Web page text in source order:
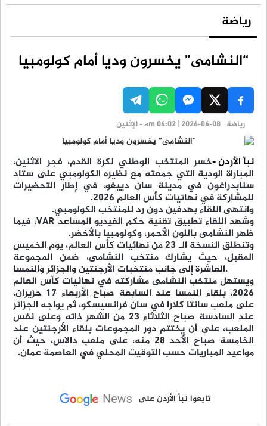
رياضة
“النشامى” يخسرون وديا أمام كولومبيا
رياضة am 04:02 | 2026-06-08 - الإثنين
نبأ الأردن -خسر المنتخب الوطني لكرة القدم، فجر الاثنين،
المباراة الودية التي جمعته مع نظيره الكولومبي على ستاد
سنابدراغون في مدينة سان دييغو، في إطار التحضيرات
للمشاركة في نهائيات كأس العالم 2026.
وانتهى اللقاء بهدفين دون رد للمنتخب الكولومبي.
وشهد اللقاء تطبيق تقنية حكم الفيديو المساعد VAR، فيما
ظهر النشامى باللون الأحمر، وكولومبيا بالأخضر.
المقبل، حيث يشارك منتخب النشامى، ضمن المجموعة
العاشرة إلى جانب منتخبات الأرجنتين والجزائر والنمسا.
ويستهل منتخب النشامى مشاركته في نهائيات كأس العالم
2026، بلقاء النمسا عند السابعة صباح الأربعاء 17 حزيران،
على ملعب سانتا كلارا في سان فرانسيسكو، ثم يواجه الجزائر
عند السادسة صباح الثلاثاء 23 من الشهر ذاته وعلى نفس
الملعب، على أن يختتم دور المجموعات بلقاء الأرجنتين عند
الخامسة صباح الأحد 28 منه، على ملعب دالاس، حيث أن
مواعيد المباريات حسب التوقيت المحلي في العاصمة عمان.
تابعوا نبأ الأردن على